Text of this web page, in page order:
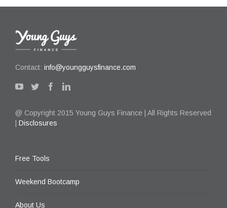
Contact: info@youngguysfinance.com
@ Copyright 2015 Young Guys Finance | All Rights Reserved
Disclosures
Free Tools
Weekend Bootcamp
About Us